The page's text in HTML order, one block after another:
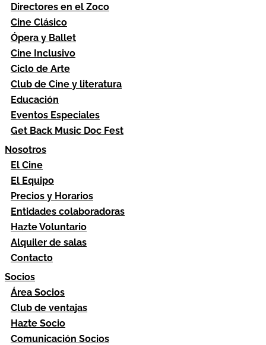
Directores en el Zoco
Cine Clásico
Ópera y Ballet
Cine Inclusivo
Ciclo de Arte
Club de Cine y literatura
Educación
Eventos Especiales
Get Back Music Doc Fest
Nosotros
El Cine
El Equipo
Precios y Horarios
Entidades colaboradoras
Hazte Voluntario
Alquiler de salas
Contacto
Socios
Área Socios
Club de ventajas
Hazte Socio
Comunicación Socios